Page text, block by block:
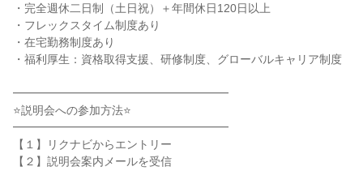
・完全週休二日制（土日祝）＋年間休日120日以上
・フレックスタイム制度あり
・在宅勤務制度あり
・福利厚生：資格取得支援、研修制度、グローバルキャリア制度
━━━━━━━━━━━━━━━━━━━
⭐説明会への参加方法⭐
━━━━━━━━━━━━━━━━━━━
【１】リクナビからエントリー
【２】説明会案内メールを受信